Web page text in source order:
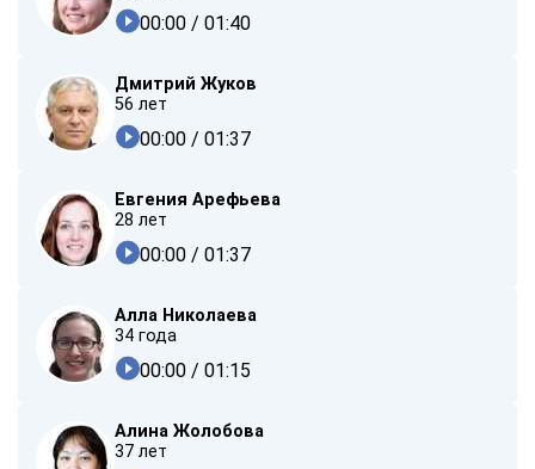
00:00 / 01:40
Дмитрий Жуков
56 лет
00:00 / 01:37
Евгения Арефьева
28 лет
00:00 / 01:37
Алла Николаева
34 года
00:00 / 01:15
Алина Жолобова
37 лет